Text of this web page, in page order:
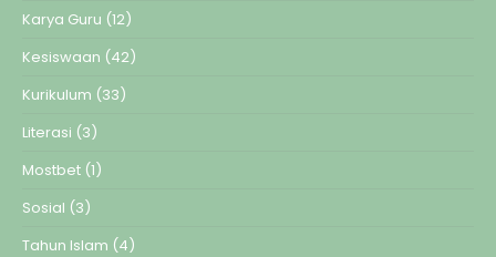
Karya Guru (12)
Kesiswaan (42)
Kurikulum (33)
Literasi (3)
Mostbet (1)
Sosial (3)
Tahun Islam (4)